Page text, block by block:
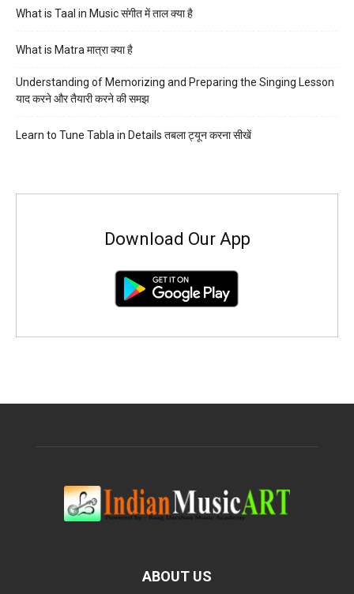
What is Taal in Music संगीत में ताल क्या है
What is Matra मात्रा क्या है
Understanding of Memorizing and Preparing the Singing Lesson
याद करने और तैयारी करने की समझ
Learn to Tune Tabla in Details तबला ट्यून करना सीखें
Download Our App
ABOUT US